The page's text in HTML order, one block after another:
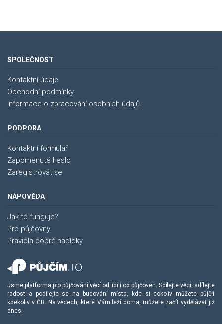
SPOLEČNOST
Kontaktní údaje
Obchodní podmínky
Informace o zpracování osobních údajů
PODPORA
Kontaktní formulář
Zapomenuté heslo
Zaregistrovat se
NÁPOVĚDA
Jak to funguje?
Pro půjčovny
Pravidla dobré nabídky
Jsme platforma pro půjčování věcí od lidí i od půjčoven. Sdílejte věci, sdílejte
radost a podílejte se na budování místa, kde si cokoliv můžete půjčit
kdekoliv v ČR. Na věcech, které Vám leží doma, můžete začít vydělávatjiž
dnes.